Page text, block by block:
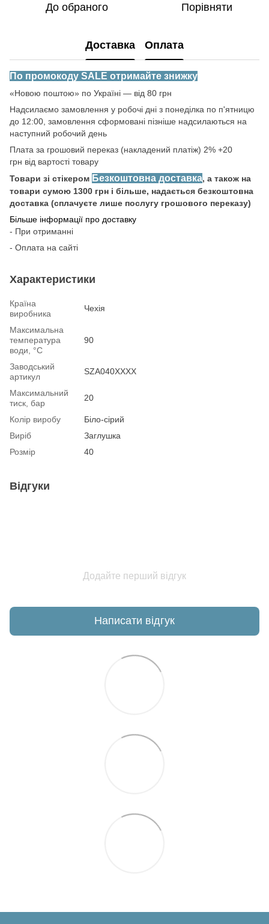
До обраного Порівняти
Доставка Оплата
По промокоду SALE отримайте знижку
«Новою поштою» по Україні — від 80 грн
Надсилаємо замовлення у робочі дні з понеділка по п'ятницю
до 12:00, замовлення сформовані пізніше надсилаються на
наступний робочий день
Плата за грошовий переказ (накладений платіж) 2% +20
грн від вартості товару
Товари зі стікером Безкоштовна доставка, а також на
товари сумою 1300 грн і більше, надається безкоштовна
доставка (сплачуєте лише послугу грошового переказу)
Більше інформації про доставку
- При отриманні
- Оплата на сайті
Характеристики
Країна
виробника
Чехія
Максимальна
температура
води, °С
90
Заводський
артикул
SZA040XXXX
Максимальний
тиск, бар
20
Колір виробу
Біло-сірий
Виріб
Заглушка
Розмір
40
Відгуки
Додайте перший відгук
Написати відгук